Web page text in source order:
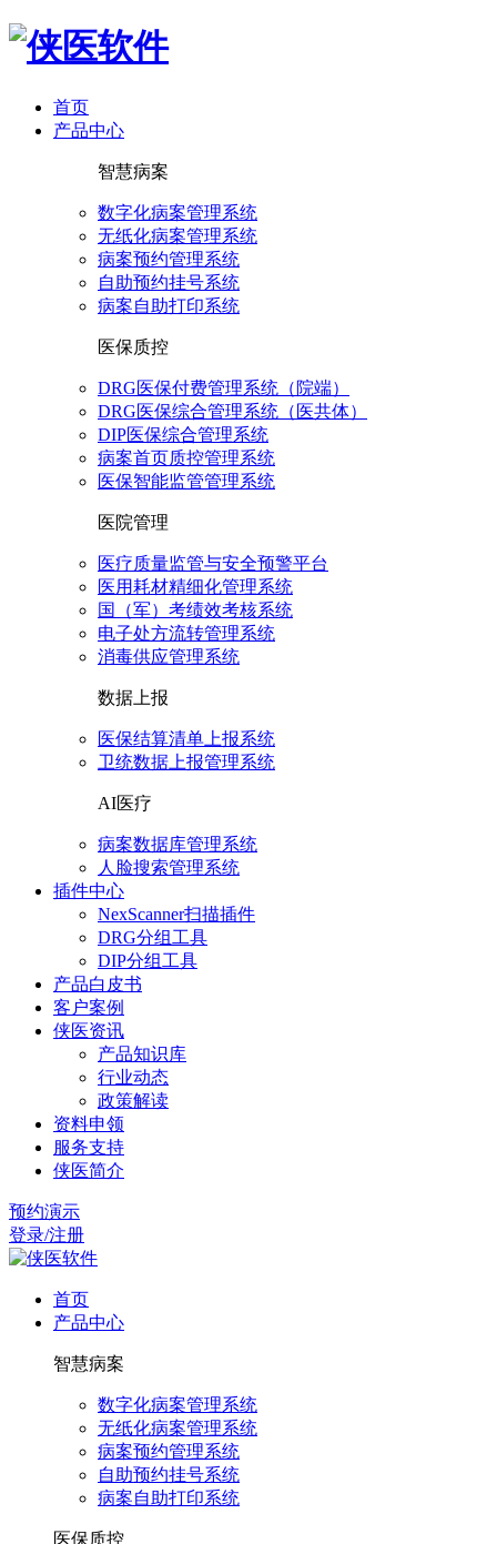
首页
产品中心
智慧病案
数字化病案管理系统
无纸化病案管理系统
病案预约管理系统
自助预约挂号系统
病案自助打印系统
医保质控
DRG医保付费管理系统（院端）
DRG医保综合管理系统（医共体）
DIP医保综合管理系统
病案首页质控管理系统
医保智能监管管理系统
医院管理
医疗质量监管与安全预警平台
医用耗材精细化管理系统
国（军）考绩效考核系统
电子处方流转管理系统
消毒供应管理系统
数据上报
医保结算清单上报系统
卫统数据上报管理系统
AI医疗
病案数据库管理系统
人脸搜索管理系统
插件中心
NexScanner扫描插件
DRG分组工具
DIP分组工具
产品白皮书
客户案例
侠医资讯
产品知识库
行业动态
政策解读
资料申领
服务支持
侠医简介
预约演示
登录/注册
首页
产品中心
智慧病案
数字化病案管理系统
无纸化病案管理系统
病案预约管理系统
自助预约挂号系统
病案自助打印系统
医保质控